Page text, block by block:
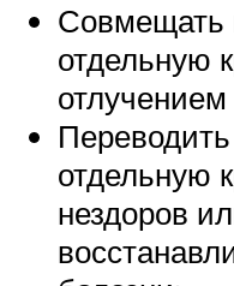
Совмещать
отдельную
отлучением
отдельную
нездоров